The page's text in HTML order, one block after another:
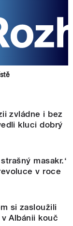
zvládne i bez
kluci dobrý
masakr.‘
v roce
si zasloužili
Albánii kouč